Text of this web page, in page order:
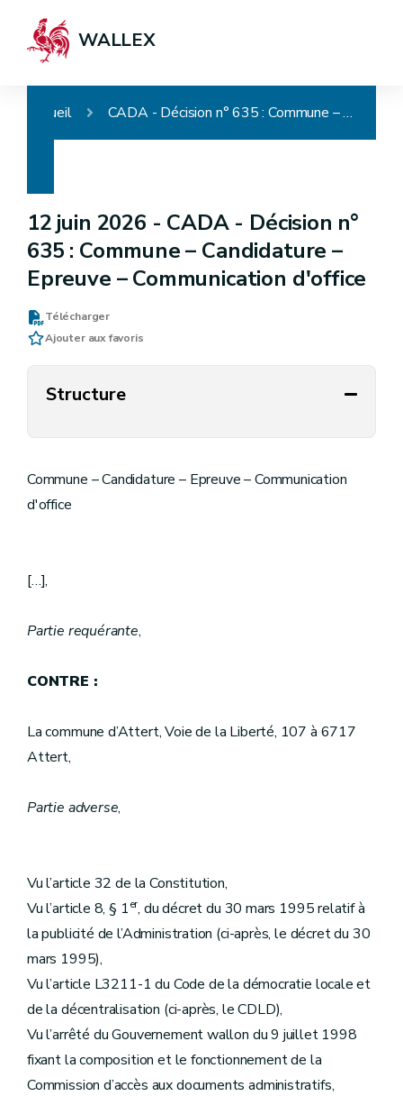
WALLEX
Accueil CADA - Décision n° 635 : Commune – Candidature – Epreuve – Communication d'office
12 juin 2026 - CADA - Décision n°
635 : Commune – Candidature –
Epreuve – Communication d'office
Télécharger
Ajouter aux favoris
Structure
Commune – Candidature – Epreuve – Communication
d'office
[…],
Partie requérante,
CONTRE :
La commune d’Attert, Voie de la Liberté, 107 à 6717
Attert,
Partie adverse,
Vu l’article 32 de la Constitution,
Vu l’article 8, § 1er, du décret du 30 mars 1995 relatif à
la publicité de l’Administration (ci-après, le décret du 30
mars 1995),
Vu l’article L3211-1 du Code de la démocratie locale et
de la décentralisation (ci-après, le CDLD),
Vu l’arrêté du Gouvernement wallon du 9 juillet 1998
fixant la composition et le fonctionnement de la
Commission d’accès aux documents administratifs,